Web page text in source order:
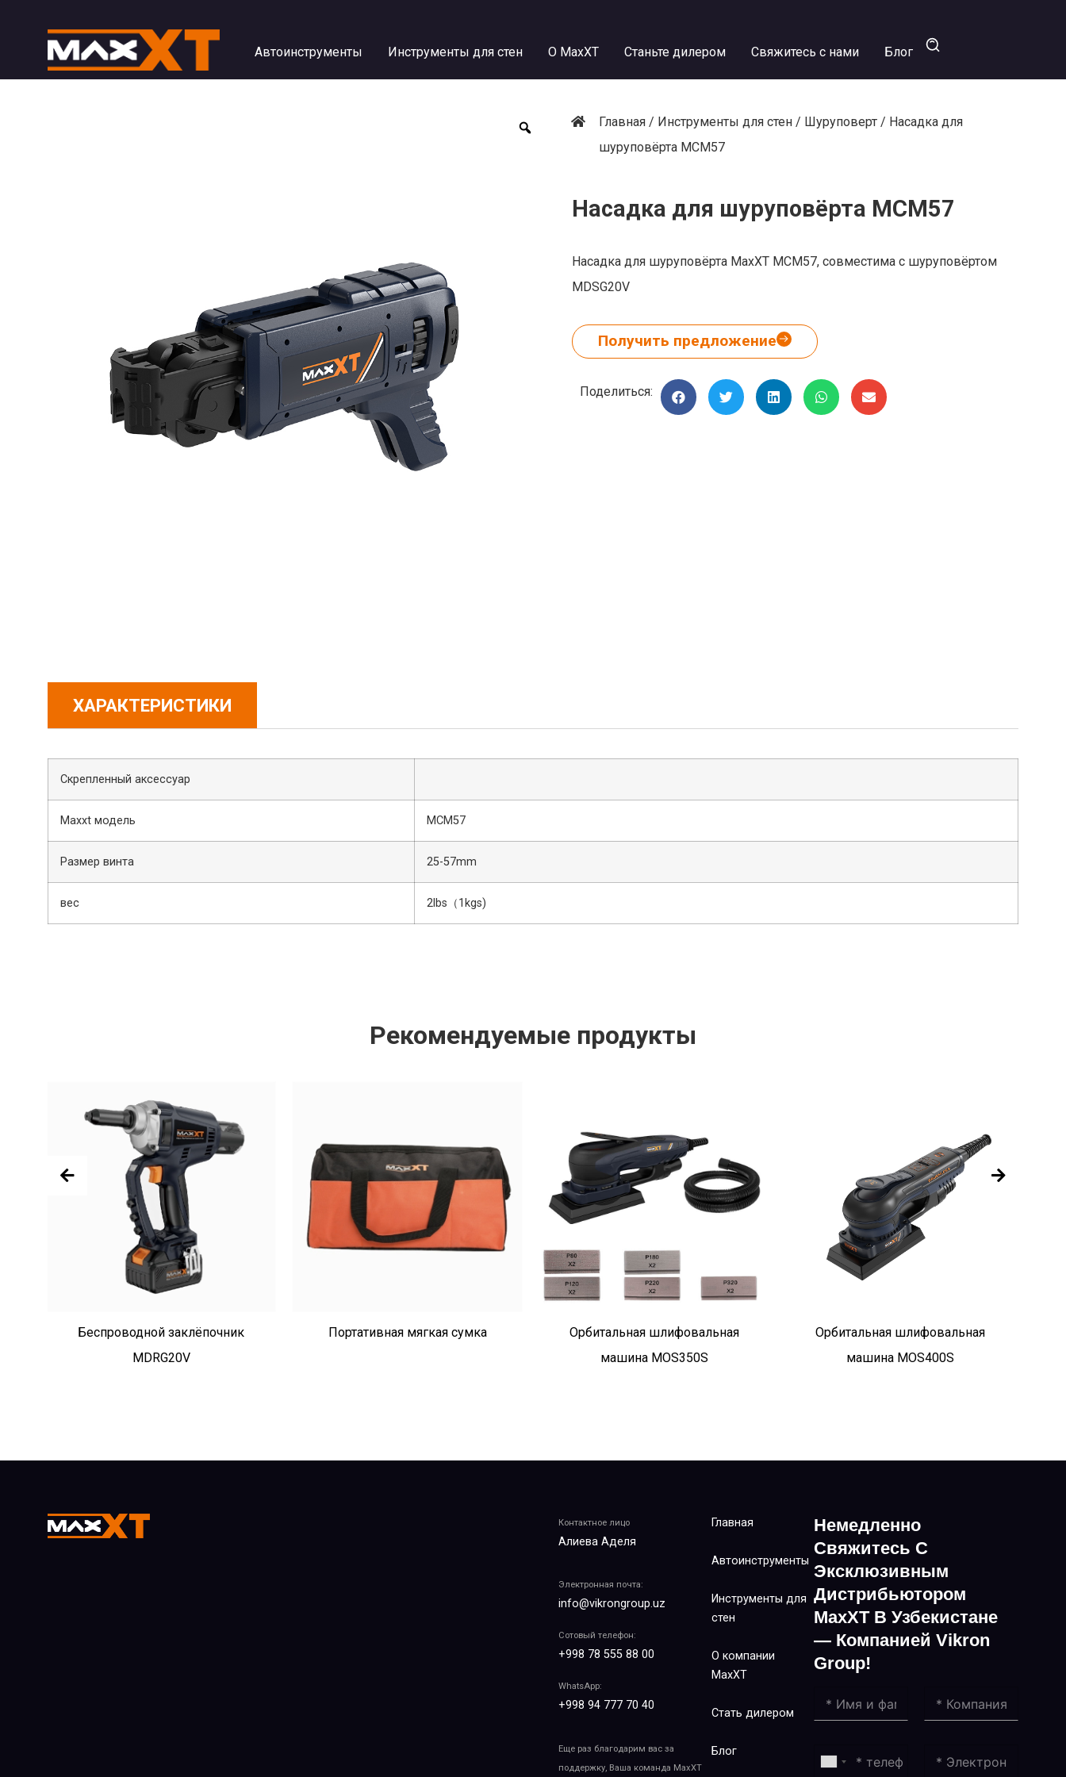
Автоинструменты Инструменты для стен О MaxXT Станьте дилером Свяжитесь с нами Блог
Главная/ Инструменты для стен/ Шуруповерт/ Насадка для
шуруповёрта MCM57
Насадка для шуруповёрта MCM57
Насадка для шуруповёрта MaxXT MCM57, совместима с шуруповёртом
MDSG20V
Получить предложение
Поделиться:
ХАРАКТЕРИСТИКИ
Скрепленный аксессуар
Maxxt модель MCM57
Размер винта 25-57mm
вес 2lbs（1kgs)
Рекомендуемые продукты
Беспроводной заклёпочник
MDRG20V
Портативная мягкая сумка
Орбитальная шлифовальная
машина MOS350S
Орбитальная шлифовальная
машина MOS400S
Контактное лицо
Алиева Аделя
Электронная почта:
info@vikrongroup.uz
Сотовый телефон:
+998 78 555 88 00
WhatsApp:
+998 94 777 70 40
Еще раз благодарим вас за
поддержку, Ваша команда MaxXT
Главная
Автоинструменты
Инструменты для
стен
О компании
MaxXT
Стать дилером
Блог
Немедленно
Свяжитесь С
Эксклюзивным
Дистрибьютором
MaxXT В Узбекистане
— Компанией Vikron
Group!